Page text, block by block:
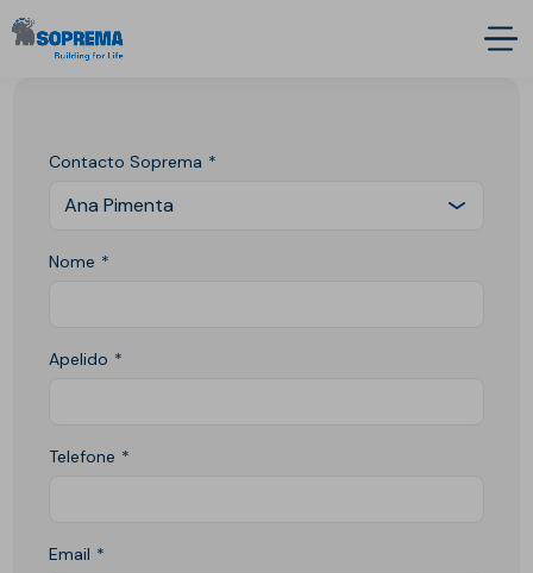
Contacto Soprema
Ana Pimenta
Nome
Apelido
Telefone
Email